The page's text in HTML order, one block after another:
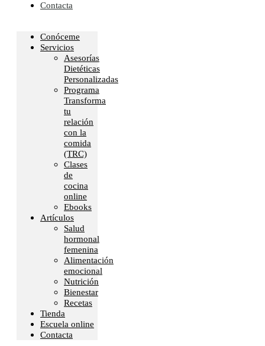
Contacta
Conóceme
Servicios
Asesorías
Dietéticas
Personalizadas
Programa
Transforma
tu
relación
con la
comida
(TRC)
Clases
de
cocina
online
Ebooks
Artículos
Salud
hormonal
femenina
Alimentación
emocional
Nutrición
Bienestar
Recetas
Tienda
Escuela online
Contacta